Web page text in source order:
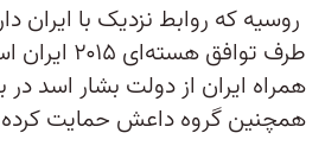
روسیه که روابط نزدیک با ایران
طرف توافق
همراه ایران از دولت بشار اسد در
همچنین گروه داعش حمایت